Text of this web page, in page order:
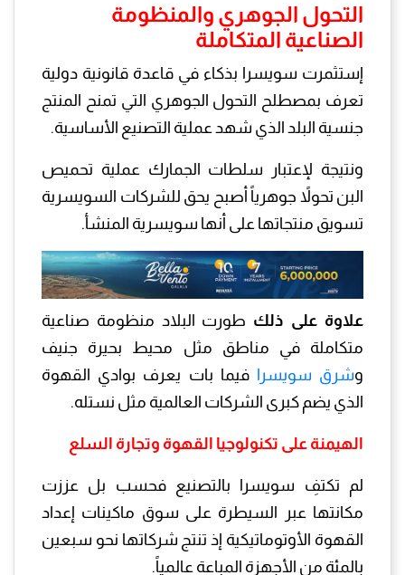
التحول الجوهري والمنظومة
الصناعية المتكاملة
إستثمرت سويسرا بذكاء في قاعدة قانونية دولية
تعرف بمصطلح التحول الجوهري التي تمنح المنتج
جنسية البلد الذي شهد عملية التصنيع الأساسية.
ونتيجة لإعتبار سلطات الجمارك عملية تحميص
البن تحولاً جوهرياً أصبح يحق للشركات السويسرية
تسويق منتجاتها على أنها سويسرية المنشأ.
علاوة على ذلك طورت البلاد منظومة صناعية
متكاملة في مناطق مثل محيط بحيرة جنيف
وشرق سويسرا فيما بات يعرف بوادي القهوة
الذي يضم كبرى الشركات العالمية مثل نستله.
الهيمنة على تكنولوجيا القهوة وتجارة السلع
لم تكتفِ سويسرا بالتصنيع فحسب بل عززت
مكانتها عبر السيطرة على سوق ماكينات إعداد
القهوة الأوتوماتيكية إذ تنتج شركاتها نحو سبعين
بالمئة من الأجهزة المباعة عالمياً.